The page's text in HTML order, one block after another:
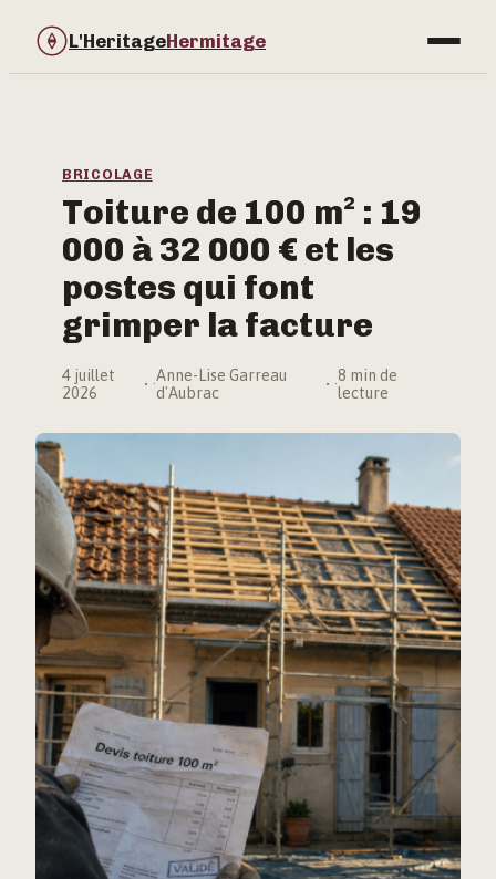
L'HeritageHermitage
Immobilier
Jardinage
Maison & Déco
BRICOLAGE
Toiture de 100 m² : 19
000 à 32 000 € et les
postes qui font
grimper la facture
4 juillet
2026
·Anne-Lise Garreau
d'Aubrac
·8 min de
lecture